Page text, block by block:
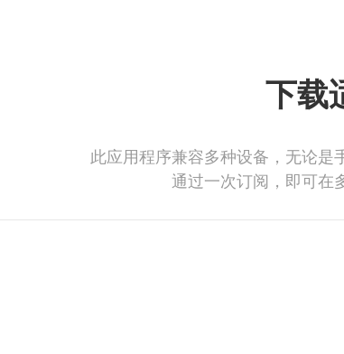
下载
此应用程序兼容多种设备，无论是
通过一次订阅，即可在